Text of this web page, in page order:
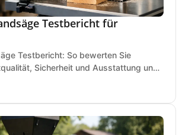
Testbericht für
Testbericht: So bewerten Sie
Sicherheit und Ausstattung und